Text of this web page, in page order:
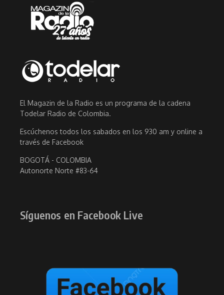
El Magazin de la Radio es un programa de la cadena
Todelar Radio de Colombia.
Escúchenos todos los sabados en los 930 am y online a
través de Facebook
BOGOTÁ - COLOMBIA
Autonorte Norte #83-64
Síguenos en Facebook Live